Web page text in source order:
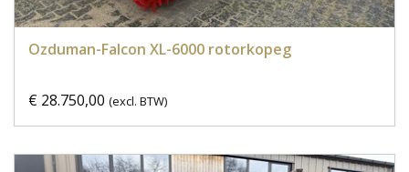
Ozduman-Falcon XL-6000 rotorkopeg
€ 28.750,00 (excl. BTW)